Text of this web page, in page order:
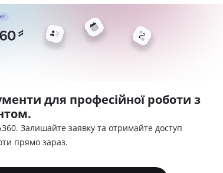
для професійної роботи з
Залишайте заявку та отримайте доступ
прямо зараз.